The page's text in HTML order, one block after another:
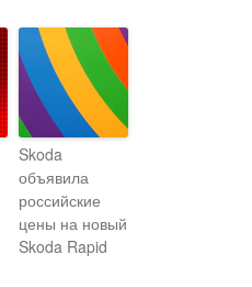
Skoda
объявила
российские
цены на новый
Skoda Rapid